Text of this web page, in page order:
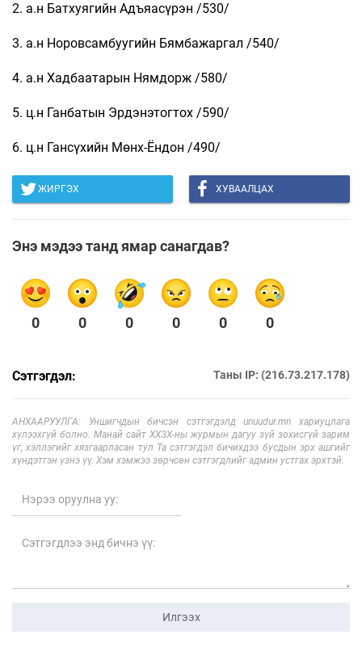
2. а.н Батхуягийн Адъяасүрэн /530/
3. а.н Норовсамбуугийн Бямбажаргал /540/
4. а.н Хадбаатарын Нямдорж /580/
5. ц.н Ганбатын Эрдэнэтогтох /590/
6. ц.н Гансүхийн Мөнх-Ёндон /490/
ЖИРГЭХ ХУВААЛЦАХ
Энэ мэдээ танд ямар санагдав?
0 0 0 0 0 0
Сэтгэгдэл: Таны IP: (216.73.217.178)
АНХААРУУЛГА: Уншигчдын бичсэн сэтгэгдэлд unuudur.mn хариуцлага
хүлээхгүй болно. Манай сайт ХХЗХ-ны журмын дагуу зүй зохисгүй зарим
үг, хэллэгийг хязгаарласан тул Та сэтгэгдэл бичихдээ бусдын эрх ашгийг
хүндэтгэн үзнэ үү. Хэм хэмжээ зөрчсөн сэтгэгдлийг админ устгах эрхтэй.
Илгээх